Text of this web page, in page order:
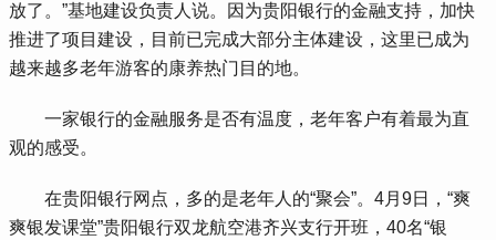
放了。”基地建设负责人说。因为贵阳银行的金融支持，加快
推进了项目建设，目前已完成大部分主体建设，这里已成为
越来越多老年游客的康养热门目的地。
一家银行的金融服务是否有温度，老年客户有着最为直
观的感受。
在贵阳银行网点，多的是老年人的“聚会”。4月9日，“爽
爽银发课堂”贵阳银行双龙航空港齐兴支行开班，40名“银